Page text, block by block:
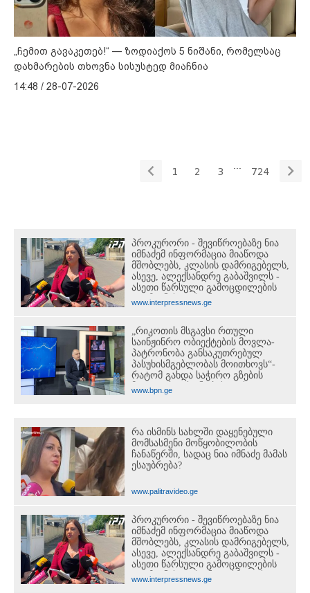
„ჩემით გავაკეთებ!“ — ზოდიაქოს 5 ნიშანი, რომელსაც
დახმარების თხოვნა სისუსტედ მიაჩნია
14:48 / 28-07-2026
1 2 3
...
724
პროკურორი - შევიწროებაზე ნია
იმნაძემ ინფორმაცია მიაწოდა
მშობლებს, კლასის დამრიგებელს,
ასევე, ალექსანდრე გაბაშვილს -
ასეთი წარსული გამოცდილების
ადამიანისთვის ინფორმაციის
მიწოდება, რომ მასწავლებელი
ფაქტობრივად, წაქეზება იყო
www.interpressnews.ge
„რიკოთის მსგავსი რთული
საინჟინრო ობიექტების მოვლა-
პატრონობა განსაკუთრებულ
პასუხისმგებლობას მოითხოვს“-
რატომ გახდა საჭირო გზების
მოვლა-პატრონობისთვის
სახელმწიფო კომპანიის შექმნა
www.bpn.ge
რა ისმინს სახლში დაყენებული
მომსასმენი მოწყობილობის
ჩანაწერში, სადაც ნია იმნაძე მამას
ესაუბრება?
www.palitravideo.ge
პროკურორი - შევიწროებაზე ნია
იმნაძემ ინფორმაცია მიაწოდა
მშობლებს, კლასის დამრიგებელს,
ასევე, ალექსანდრე გაბაშვილს -
ასეთი წარსული გამოცდილების
ადამიანისთვის ინფორმაციის
მიწოდება, რომ მასწავლებელი
www.interpressnews.ge